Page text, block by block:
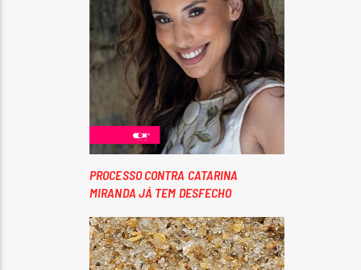
PROCESSO CONTRA CATARINA
MIRANDA JÁ TEM DESFECHO